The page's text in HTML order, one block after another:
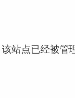
站点已经被管